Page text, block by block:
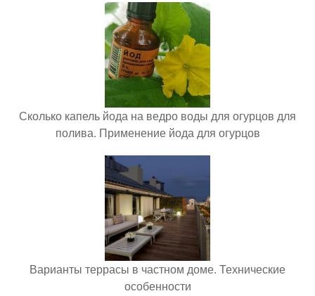
Сколько капель йода на ведро воды для огурцов для
полива. Применение йода для огурцов
Варианты террасы в частном доме. Технические
особенности